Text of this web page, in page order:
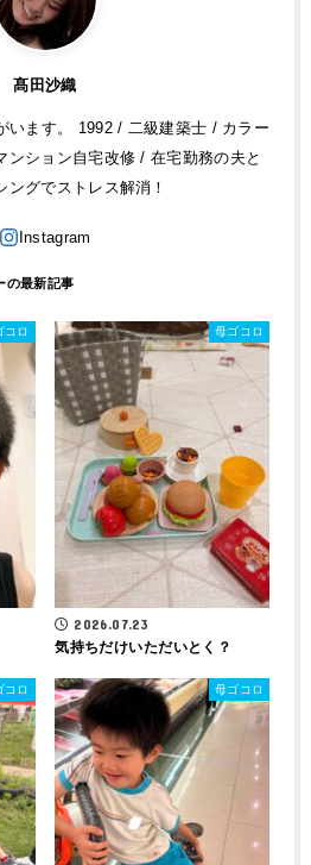
髙田沙織
います。 1992 / 二級建築士 / カラー
ンション自宅改修 / 在宅勤務の夫と
グでストレス解消！
コロ 母ゴコロ
2026.07.23
気持ちだけいただいとく？
コロ 母ゴコロ